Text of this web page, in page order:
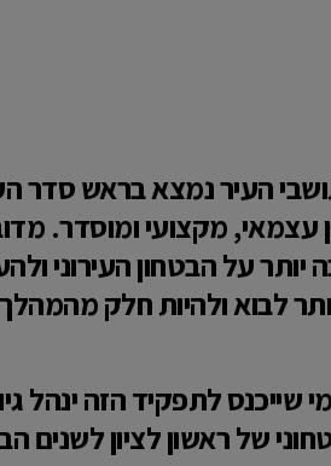
העיר נמצא בראש סדר
עצמאי, מקצועי ומוסדר.
על הבטחון העירוני
לבוא ולהיות חלק
שייכנס לתפקיד הזה ינהל
של ראשון לציון לשנים